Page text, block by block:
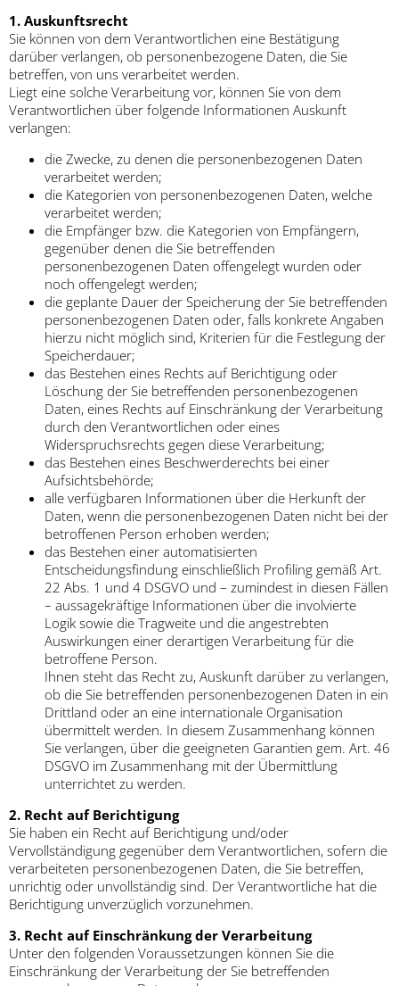
1. Auskunftsrecht
Sie können von dem Verantwortlichen eine Bestätigung
darüber verlangen, ob personenbezogene Daten, die Sie
betreffen, von uns verarbeitet werden.
Liegt eine solche Verarbeitung vor, können Sie von dem
Verantwortlichen über folgende Informationen Auskunft
verlangen:
die Zwecke, zu denen die personenbezogenen Daten
verarbeitet werden;
die Kategorien von personenbezogenen Daten, welche
verarbeitet werden;
die Empfänger bzw. die Kategorien von Empfängern,
gegenüber denen die Sie betreffenden
personenbezogenen Daten offengelegt wurden oder
noch offengelegt werden;
die geplante Dauer der Speicherung der Sie betreffenden
personenbezogenen Daten oder, falls konkrete Angaben
hierzu nicht möglich sind, Kriterien für die Festlegung der
Speicherdauer;
das Bestehen eines Rechts auf Berichtigung oder
Löschung der Sie betreffenden personenbezogenen
Daten, eines Rechts auf Einschränkung der Verarbeitung
durch den Verantwortlichen oder eines
Widerspruchsrechts gegen diese Verarbeitung;
das Bestehen eines Beschwerderechts bei einer
Aufsichtsbehörde;
alle verfügbaren Informationen über die Herkunft der
Daten, wenn die personenbezogenen Daten nicht bei der
betroffenen Person erhoben werden;
das Bestehen einer automatisierten
Entscheidungsfindung einschließlich Profiling gemäß Art.
22 Abs. 1 und 4 DSGVO und – zumindest in diesen Fällen
– aussagekräftige Informationen über die involvierte
Logik sowie die Tragweite und die angestrebten
Auswirkungen einer derartigen Verarbeitung für die
betroffene Person.
Ihnen steht das Recht zu, Auskunft darüber zu verlangen,
ob die Sie betreffenden personenbezogenen Daten in ein
Drittland oder an eine internationale Organisation
übermittelt werden. In diesem Zusammenhang können
Sie verlangen, über die geeigneten Garantien gem. Art. 46
DSGVO im Zusammenhang mit der Übermittlung
unterrichtet zu werden.
2. Recht auf Berichtigung
Sie haben ein Recht auf Berichtigung und/oder
Vervollständigung gegenüber dem Verantwortlichen, sofern die
verarbeiteten personenbezogenen Daten, die Sie betreffen,
unrichtig oder unvollständig sind. Der Verantwortliche hat die
Berichtigung unverzüglich vorzunehmen.
3. Recht auf Einschränkung der Verarbeitung
Unter den folgenden Voraussetzungen können Sie die
Einschränkung der Verarbeitung der Sie betreffenden